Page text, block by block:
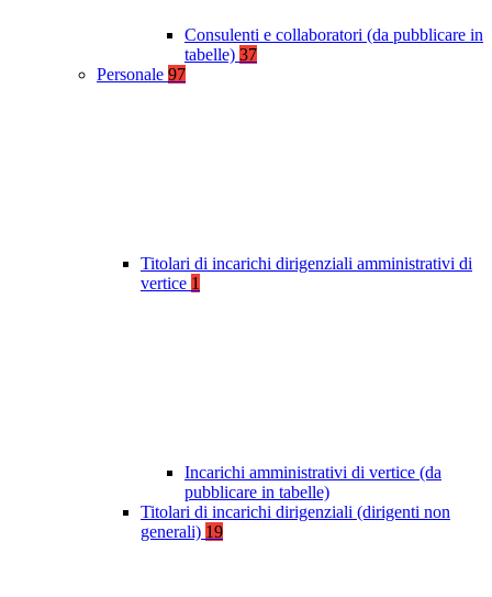
Consulenti e collaboratori (da pubblicare in
tabelle) 37
Personale 97
Titolari di incarichi dirigenziali amministrativi di
vertice 1
Incarichi amministrativi di vertice (da
pubblicare in tabelle)
Titolari di incarichi dirigenziali (dirigenti non
generali) 19